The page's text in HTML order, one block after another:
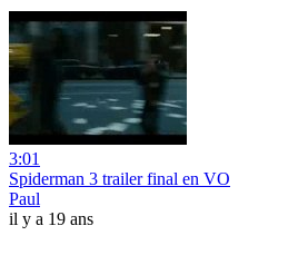
3:01
Spiderman 3 trailer final en VO
Paul
il y a 19 ans